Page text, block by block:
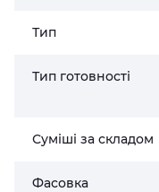
Тип
Тип готовності
Суміші за складом
Фасовка